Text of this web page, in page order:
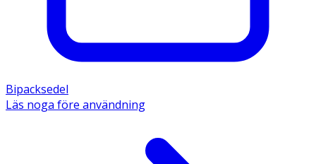
Bipacksedel
Läs noga före användning